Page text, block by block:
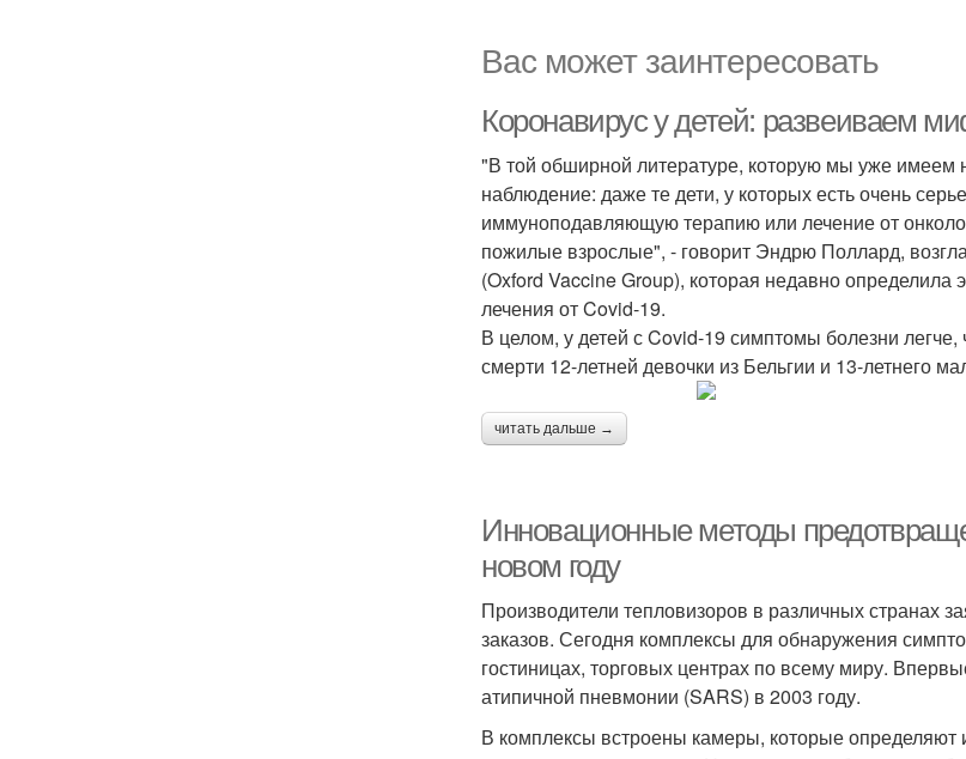
Вас может заинтересовать
Коронавирус у детей: развеиваем
"В той обширной литературе, которую мы уже имеем
наблюдение: даже те дети, у которых есть очень
иммуноподавляющую терапию или лечение от
пожилые взрослые", - говорит Эндрю Поллард,
(Oxford Vaccine Group), которая недавно определила
лечения от Covid-19.
В целом, у детей с Covid-19 симптомы болезни
смерти 12-летней девочки из Бельгии и 13-летнего
читать дальше →
Инновационные методы
новом году
Производители тепловизоров в различных странах
заказов. Сегодня комплексы для обнаружения
гостиницах, торговых центрах по всему миру.
атипичной пневмонии (SARS) в 2003 году.
В комплексы встроены камеры, которые